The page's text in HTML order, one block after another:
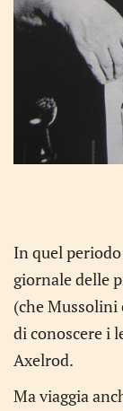
In quel
giornale delle
(che Mussolini
di conoscere i
Axelrod.
Ma viaggia